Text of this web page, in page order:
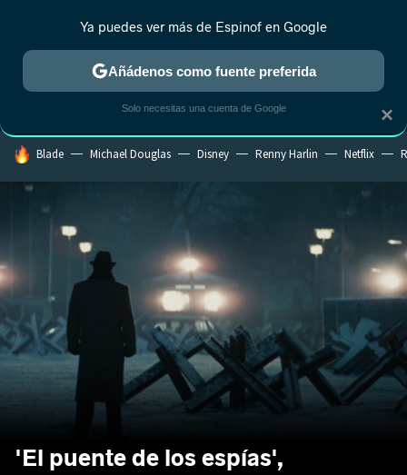
MENÚ NUEVO
ESTRENOS REALITY ANIME RANKINGS CINE
HOY SE HABLA DE
Blade Michael Douglas Disney Renny Harlin Netflix
'El puente de los espías',
×
Ya puedes ver más de Espinof en Google
Añádenos como fuente preferida
Solo necesitas una cuenta de Google